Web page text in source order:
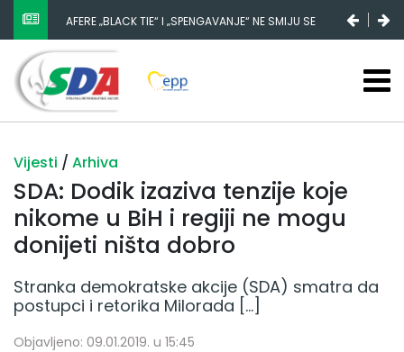
AFERE „BLACK TIE“ I „SPENGAVANJE“ NE SMIJU SE
ZATAŠKATI
Vijesti / Arhiva
SDA: Dodik izaziva tenzije koje
nikome u BiH i regiji ne mogu
donijeti ništa dobro
Stranka demokratske akcije (SDA) smatra da
postupci i retorika Milorada […]
Objavljeno: 09.01.2019. u 15:45